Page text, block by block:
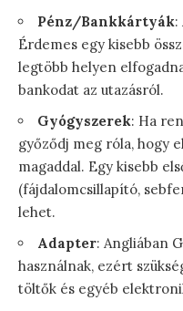
Pénz/Bankkártyák:
Érdemes egy kisebb
legtöbb helyen
bankodat az utazásról.
Gyógyszerek: Ha
győződj meg róla, hogy
magaddal. Egy kisebb
(fájdalomcsillapító,
lehet.
Adapter: Angliában
használnak, ezért
töltők és egyéb